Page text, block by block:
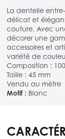
La dentelle
délicat et
couture. Avec
décorer une
accessoires et
variété de
Composition :
Taille : 45 mm
Vendu au mètre
Motif : Blanc